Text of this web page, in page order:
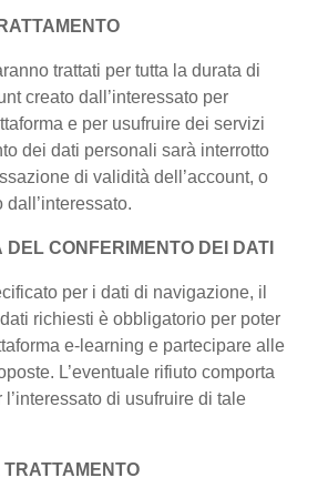
trattati per tutta la durata di
creato dall’interessato per
e per usufruire dei servizi
dei dati personali sarà interrotto
di validità dell’account, o
DEL CONFERIMENTO DEI DATI
per i dati di navigazione, il
richiesti è obbligatorio per poter
e-learning e partecipare alle
L’eventuale rifiuto comporta
l’interessato di usufruire di tale